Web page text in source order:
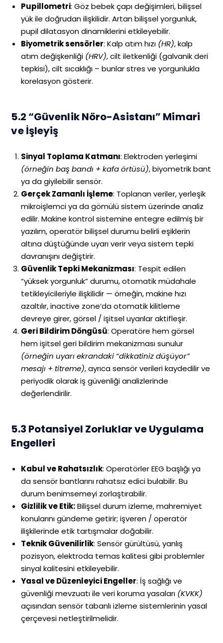
Pupillometri: Göz bebek çapı değişimleri, bilişsel
yük ile doğrudan ilişkilidir. Artan bilişsel yorgunluk,
pupil dilatasyon dinamiklerini etkileyebilir.
Biyometrik sensörler: Kalp atım hızı (HR), kalp
atım değişkenliği (HRV), cilt iletkenliği (galvanik deri
tepkisi), cilt sıcaklığı – bunlar stres ve yorgunlukla
korelasyon gösterir.
5.2 “Güvenlik Nöro-Asistanı” Mimari
ve İşleyiş
Sinyal Toplama Katmanı: Elektroden yerleşimi
(örneğin baş bandı + kafa örtüsü), biyometrik bant
ya da giyilebilir sensör.
Gerçek Zamanlı İşleme: Toplanan veriler, yerleşik
mikroişlemci ya da gömülü sistem üzerinde analiz
edilir. Makine kontrol sistemine entegre edilmiş bir
yazılım, operatör bilişsel durumu belirli eşiklerin
altına düştüğünde uyarı verir veya sistem tepki
davranışını değiştirir.
Güvenlik Tepki Mekanizması: Tespit edilen
“yüksek yorgunluk” durumu, otomatik müdahale
tetikleyicileriyle ilişkilidir — örneğin, makine hızı
azaltılır, inactive zone’da otomatik kilitleme
devreye girer, görsel / işitsel uyarılar aktifleşir.
Geri Bildirim Döngüsü: Operatöre hem görsel
hem işitsel geri bildirim mekanizması sunulur
(örneğin uyarı ekrandaki “dikkatiniz düşüyor”
mesajı + titreme), ayrıca sensör verileri kaydedilir ve
periyodik olarak iş güvenliği analizlerinde
değerlendirilir.
5.3 Potansiyel Zorluklar ve Uygulama
Engelleri
Kabul ve Rahatsızlık: Operatörler EEG başlığı ya
da sensör bantlarını rahatsız edici bulabilir. Bu
durum benimsemeyi zorlaştırabilir.
Gizlilik ve Etik:Bilişsel durum izleme, mahremiyet
konularını gündeme getirir; işveren / operatör
ilişkilerinde etik tartışmalar doğabilir.
Teknik Güvenilirlik: Sensör gürültüsü, yanlış
pozisyon, elektroda temas kalitesi gibi problemler
sinyal kalitesini etkileyebilir.
Yasal ve Düzenleyici Engeller: İş sağlığı ve
güvenliği mevzuatı ile veri koruma yasaları (KVKK)
açısından sensör tabanlı izleme sistemlerinin yasal
çerçevesi netleştirilmelidir.